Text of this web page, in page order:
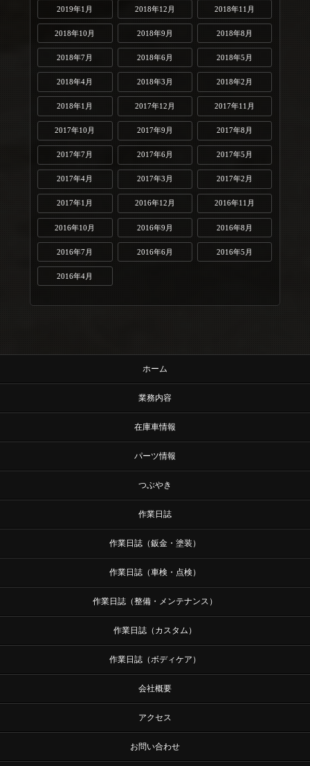
2019年1月 2018年12月 2018年11月
2018年10月 2018年9月 2018年8月
2018年7月 2018年6月 2018年5月
2018年4月 2018年3月 2018年2月
2018年1月 2017年12月 2017年11月
2017年10月 2017年9月 2017年8月
2017年7月 2017年6月 2017年5月
2017年4月 2017年3月 2017年2月
2017年1月 2016年12月 2016年11月
2016年10月 2016年9月 2016年8月
2016年7月 2016年6月 2016年5月
2016年4月
ホーム
業務内容
在庫車情報
パーツ情報
つぶやき
作業日誌
作業日誌（鈑金・塗装）
作業日誌（車検・点検）
作業日誌（整備・メンテナンス）
作業日誌（カスタム）
作業日誌（ボディケア）
会社概要
アクセス
お問い合わせ